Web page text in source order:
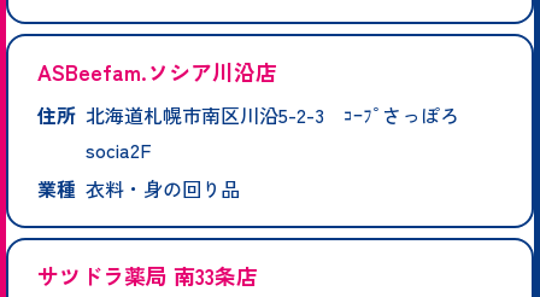
ASBeefam.ソシア川沿店
住所 北海道札幌市南区川沿5-2-3 ｺｰﾌﾟさっぽろ
socia2F
業種 衣料・身の回り品
サツドラ薬局 南33条店